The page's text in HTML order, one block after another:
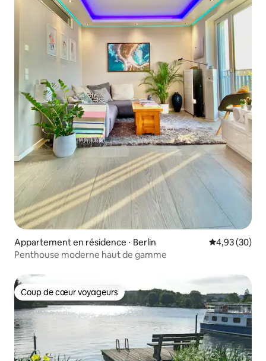
Appartement en résidence ⋅ Berlin Évaluation
4,93 (30)
Penthouse moderne haut de gamme
Coup de cœur voyageurs
Coup de cœur voyageurs